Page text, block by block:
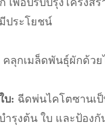
เพื่อปรับปรุงโครงส
ประโยชน์
คลุกเมล็ดพันธุ์ผักด้ว
บ: ฉีดพ่นไคโตซานเ
ำรุงต้น ใบ และป้อง